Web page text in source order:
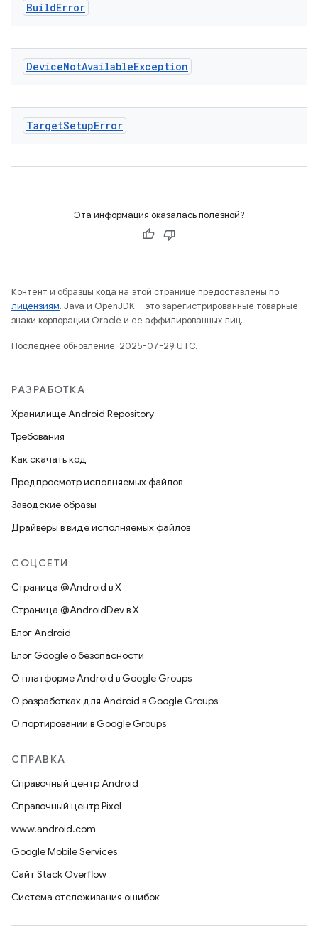
BuildError
DeviceNotAvailableException
TargetSetupError
Эта информация оказалась полезной?
Контент и образцы кода на этой странице предоставлены по
лицензиям. Java и OpenJDK – это зарегистрированные товарные
знаки корпорации Oracle и ее аффилированных лиц.
Последнее обновление: 2025-07-29 UTC.
РАЗРАБОТКА
Хранилище Android Repository
Требования
Как скачать код
Предпросмотр исполняемых файлов
Заводские образы
Драйверы в виде исполняемых файлов
СОЦСЕТИ
Страница @Android в X
Страница @AndroidDev в X
Блог Android
Блог Google о безопасности
О платформе Android в Google Groups
О разработках для Android в Google Groups
О портировании в Google Groups
СПРАВКА
Справочный центр Android
Справочный центр Pixel
www.android.com
Google Mobile Services
Сайт Stack Overflow
Система отслеживания ошибок